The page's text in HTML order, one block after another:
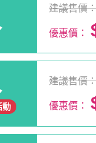
建議售價
優惠價：
動
建議售價
優惠價：